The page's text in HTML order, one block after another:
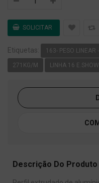
Etiquetas: 163- PESO LINEAR
271KG/M LINHA 16 E.SHOW
Descrição Do Produto